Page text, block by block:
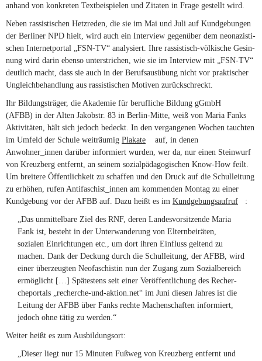
anhand von kon­kreten Text­bei­spielen und Zitaten in Frage gestellt wird.
Neben ras­sis­ti­schen Hetz­reden, die sie im Mai und Juli auf Kund­ge­bungen
der Ber­liner NPD hielt, wird auch ein Inter­view gegen­über dem neo­na­zis­ti­
schen Inter­net­portal „FSN-TV“ ana­ly­siert. Ihre rassistisch-völkische Gesin­
nung wird darin ebenso unter­stri­chen, wie sie im Inter­view mit „FSN-TV“
deut­lich macht, dass sie auch in der Berufs­aus­übung nicht vor prak­ti­scher
Ungleich­be­hand­lung aus ras­sis­ti­schen Motiven zurück­schreckt.
Ihr Bil­dungs­träger, die Aka­demie für beruf­liche Bil­dung gGmbH
(AFBB) in der Alten Jakobstr. 83 in Berlin-Mitte, weiß von Maria Fanks
Akti­vi­täten, hält sich jedoch bedeckt. In den ver­gan­genen Wochen tauchten
im Umfeld der Schule weit­räumig Pla­kate (link is external)
auf, in denen
Anwohner_innen dar­über infor­miert wurden, wer da, nur einen Stein­wurf
von Kreuz­berg ent­fernt, an seinem sozi­al­päd­ago­gi­schen Know-How feilt.
Um brei­tere Öffent­lich­keit zu schaffen und den Druck auf die Schul­lei­tung
zu erhöhen, rufen Antifaschist_innen am kom­menden Montag zu einer
Kund­ge­bung vor der AFBB auf. Dazu heißt es im Kund­ge­bungs­aufruf (link is
:
„Das unmit­tel­bare Ziel des RNF, deren Lan­des­vor­sit­zende Maria
Fank ist, besteht in der Unter­wan­de­rung von Eltern­bei­räten,
sozialen Ein­rich­tungen etc., um dort ihren Ein­fluss gel­tend zu
machen. Dank der Deckung durch die Schul­lei­tung, der AFBB, wird
einer über­zeugten Neo­fa­schistin nun der Zugang zum Sozi­al­be­reich
ermög­licht […] Spä­tes­tens seit einer Ver­öf­fent­li­chung des Recher­
che­por­tals „recherche-und-aktion.net“ im Juni diesen Jahres ist die
Lei­tung der AFBB über Fanks rechte Machen­schaften infor­miert,
jedoch ohne tätig zu werden.“
Weiter heißt es zum Aus­bil­dungsort:
„Dieser liegt nur 15 Minuten Fußweg von Kreuz­berg ent­fernt und